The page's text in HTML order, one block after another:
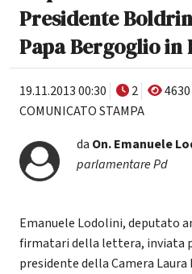
Presidente
Papa Bergoglio in
19.11.2013 00:30 2
4630
COMUNICATO STAMPA
da On.Emanuele
parlamentare Pd
Emanuele Lodolini, deputato
firmatari della lettera, inviata
presidente della Camera